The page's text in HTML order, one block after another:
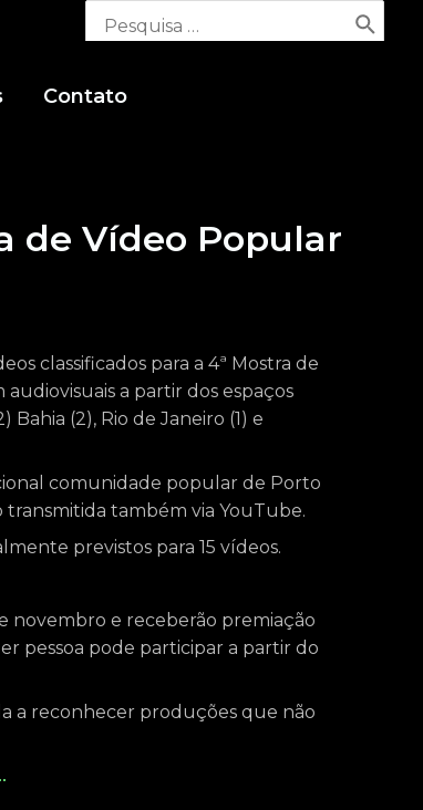
Contato
de Vídeo Popular
classificados para a 4ª Mostra de
a partir dos espaços
(2), Rio de Janeiro (1) e
comunidade popular de Porto
transmitida também via YouTube.
previstos para 15 vídeos.
novembro e receberão premiação
pessoa pode participar a partir do
a reconhecer produções que não